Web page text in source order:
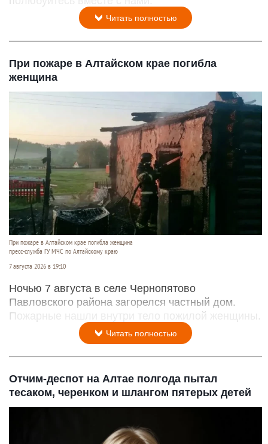
Читать полностью
При пожаре в Алтайском крае погибла
женщина
При пожаре в Алтайском крае погибла женщина
пресс-служба ГУ МЧС по Алтайскому краю
7 августа 2026 в 19:10
Ночью 7 августа в селе Чернопятово
Павловского района загорелся частный дом.
Пожарные нашли внутри тело пожилой женщины.
Читать полностью
Отчим-деспот на Алтае полгода пытал
тесаком, черенком и шлангом пятерых детей